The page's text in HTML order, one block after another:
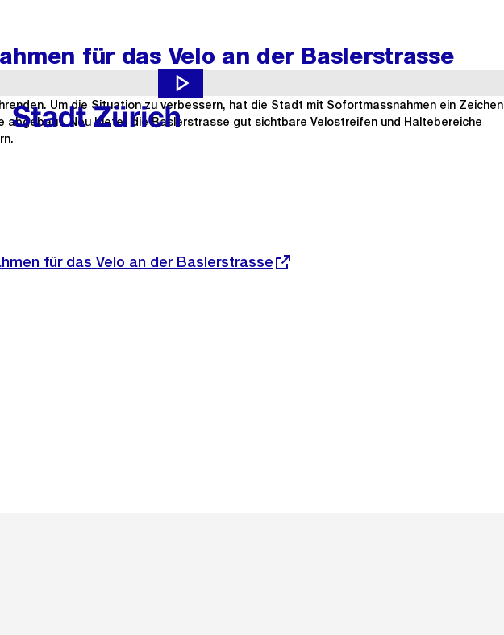
für das Velo an der Baslerstrasse
der Baslerstrasse keine Velostreifen und wegen der vielen Parkplätze auch sonst nur
Um die Situation zu verbessern, hat die Stadt mit Sofortmassnahmen ein Zeichen
abgebaut. Neu bietet die Baslerstrasse gut sichtbare Velostreifen und Haltebereiche
für das Velo an der Baslerstrasse